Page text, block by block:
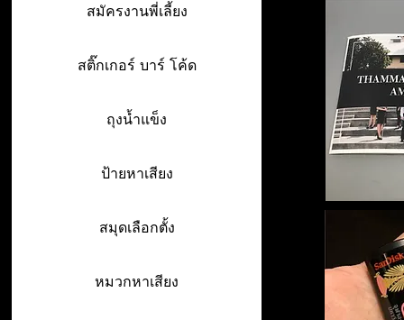
สมัครงานพี่เลี้ยง
สติ๊กเกอร์ บาร์ โค้ด
ถุงน้ำแข็ง
ป้ายหาเสียง
สมุดเลือกตั้ง
หมวกหาเสียง